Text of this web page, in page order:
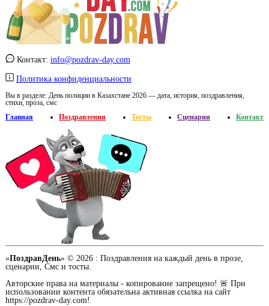
Контакт: info@pozdrav-day.com
Политика конфиденциальности
Вы в разделе: День полиции в Казахстане 2026 — дата, история, поздравления,
стихи, проза, смс
Главная
Поздравления Тосты Сценарии Контакт
«ПоздравДень» © 2026 : Поздравления на каждый день в прозе,
сценарии, Смс и тосты.
Авторские права на материалы - копирование запрещено! 🚨 При
использовании контента обязательна активная ссылка на сайт
https://pozdrav-day.com!